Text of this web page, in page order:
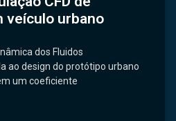
veículo urbano
dos Fluidos
ao design do protótipo urbano
um coeficiente